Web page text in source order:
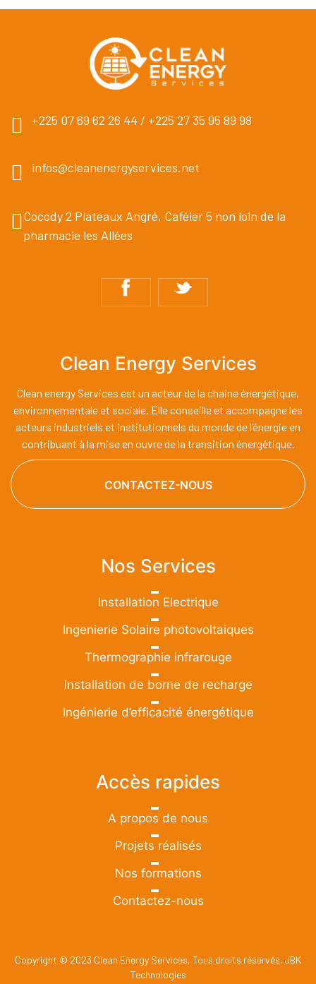
+225 07 69 62 26 44 / +225 27 35 95 89 98
infos@cleanenergyservices.net
Cocody 2 Plateaux Angré, Caféier 5 non loin de la
pharmacie les Allées
Clean Energy Services
Clean energy Services est un acteur de la chaine énergétique,
environnementale et sociale. Elle conseille et accompagne les
acteurs industriels et institutionnels du monde de l’énergie en
contribuant à la mise en ouvre de la transition énergétique.
CONTACTEZ-NOUS
Nos Services
Installation Electrique
Ingenierie Solaire photovoltaiques
Thermographie infrarouge
Installation de borne de recharge
Ingénierie d’efficacité énergétique
Accès rapides
A propos de nous
Projets réalisés
Nos formations
Contactez-nous
Copyright © 2023 Clean Energy Services, Tous droits réservés. JBK
Technologies